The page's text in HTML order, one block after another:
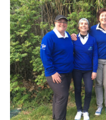
Sevigné